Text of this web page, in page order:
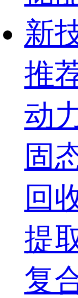
新
推
动
固
回
提
复